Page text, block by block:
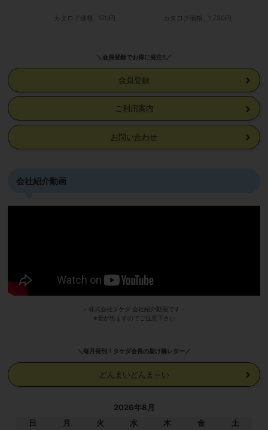
カタログ価格 170円 カタログ価格 1,730円
＼会員登録でお得に発注!!／
会員登録
ご利用案内
お問い合わせ
会社紹介動画
- 株式会社タケダ 会社紹介動画です -
※音が出ますのでご注意下さい
＼毎月発刊！タケダ会長の架け橋レター／
どんまいどんま～い
2026年8月
日
月 火 水 木 金
土